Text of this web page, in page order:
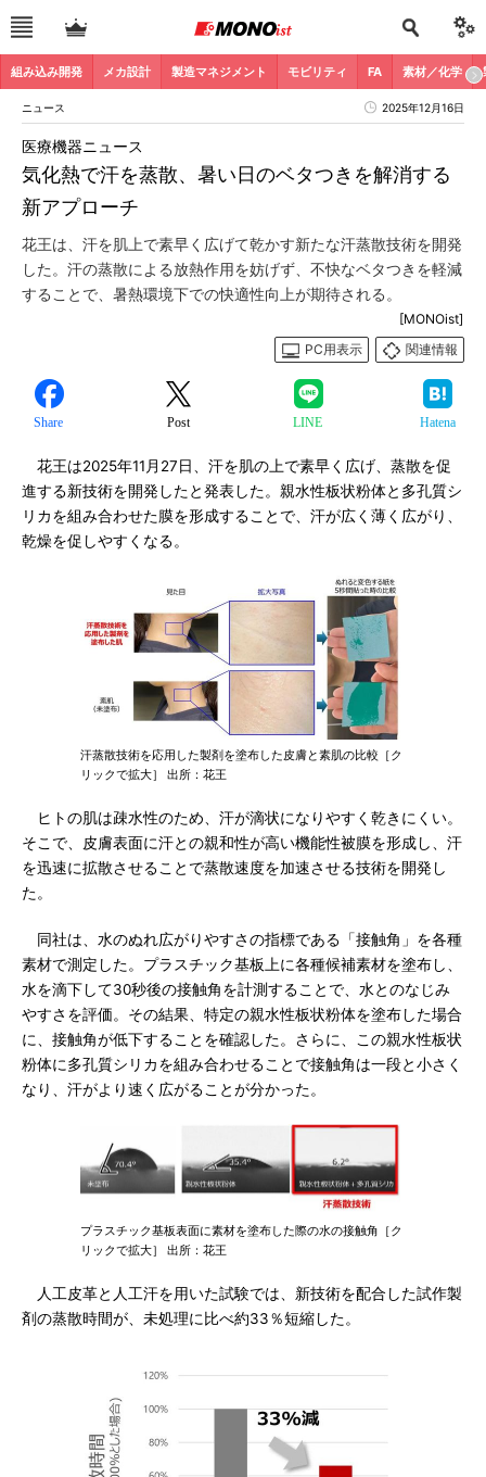
組み込み開発 メカ設計 製造マネジメント モビリティ FA 素材／化学
ニュース 2025年12月16日
気化熱で汗を蒸散、暑い日のベタつきを解消する
新アプローチ
医療機器ニュース
花王は、汗を肌上で素早く広げて乾かす新たな汗蒸散技術を開発
した。汗の蒸散による放熱作用を妨げず、不快なベタつきを軽減
することで、暑熱環境下での快適性向上が期待される。
[MONOist]
PC用表示
関連情報
Share Post LINE Hatena
花王は2025年11月27日、汗を肌の上で素早く広げ、蒸散を促
進する新技術を開発したと発表した。親水性板状粉体と多孔質シ
リカを組み合わせた膜を形成することで、汗が広く薄く広がり、
乾燥を促しやすくなる。
汗蒸散技術を応用した製剤を塗布した皮膚と素肌の比較［ク
リックで拡大］ 出所：花王
ヒトの肌は疎水性のため、汗が滴状になりやすく乾きにくい。
そこで、皮膚表面に汗との親和性が高い機能性被膜を形成し、汗
を迅速に拡散させることで蒸散速度を加速させる技術を開発し
た。
同社は、水のぬれ広がりやすさの指標である「接触角」を各種
素材で測定した。プラスチック基板上に各種候補素材を塗布し、
水を滴下して30秒後の接触角を計測することで、水とのなじみ
やすさを評価。その結果、特定の親水性板状粉体を塗布した場合
に、接触角が低下することを確認した。さらに、この親水性板状
粉体に多孔質シリカを組み合わせることで接触角は一段と小さく
なり、汗がより速く広がることが分かった。
プラスチック基板表面に素材を塗布した際の水の接触角［ク
リックで拡大］ 出所：花王
人工皮革と人工汗を用いた試験では、新技術を配合した試作製
剤の蒸散時間が、未処理に比べ約33％短縮した。